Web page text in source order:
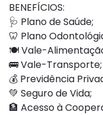
BENEFÍCIOS:
🩺 Plano de Saúde;
🦷 Plano
🍽️ Vale-
🚌 Vale-Transporte;
💰 Previdência
💚 Seguro de Vida;
🏦 Acesso à